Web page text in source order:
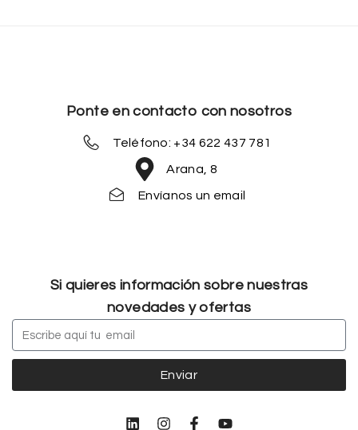
Ponte en contacto con nosotros
Teléfono: +34 622 437 781
Arana, 8
Envíanos un email
Si quieres información sobre nuestras
novedades y ofertas
Enviar